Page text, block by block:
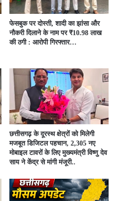
फेसबुक पर दोस्ती, शादी का झांसा और
नौकरी दिलाने के नाम पर ₹10.98 लाख
की ठगी : आरोपी गिरफ्तार…
छत्तीसगढ़ के दूरस्थ क्षेत्रों को मिलेगी
मजबूत डिजिटल पहचान, 2,305 नए
मोबाइल टावरों के लिए मुख्यमंत्री विष्णु देव
साय ने केंद्र से मांगी मंजूरी..